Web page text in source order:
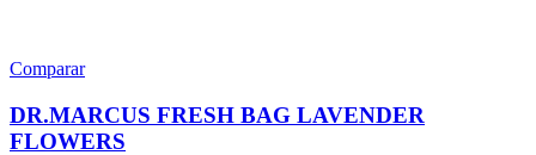
Comparar
DR.MARCUS FRESH BAG LAVENDER
FLOWERS